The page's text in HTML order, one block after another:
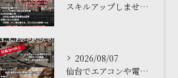
スキルアップしませんか？🌟
2026/08/07
仙台でエアコンや電気工事について学ぶなら、私たちの塾がおすす...